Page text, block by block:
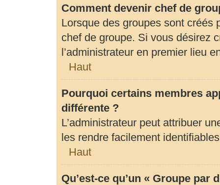
Comment devenir chef de
Lorsque des groupes sont créés
chef de groupe. Si vous désirez
l’administrateur en premier lieu
Haut
Pourquoi certains membres
différente ?
L’administrateur peut attribuer
les rendre facilement
Haut
Qu’est-ce qu’un « Groupe par